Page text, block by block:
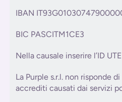
IBAN
BIC PASCITM1CE3
Nella causale inserire l’ID
La Purple s.r.l. non risponde
accrediti causati dai servizi